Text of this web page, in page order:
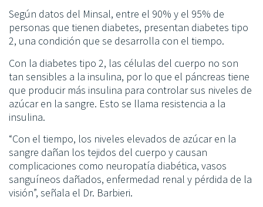
Según datos del Minsal, entre el 90% y el 95% de
personas que tienen diabetes, presentan diabetes tipo
2, una condición que se desarrolla con el tiempo.
Con la diabetes tipo 2, las células del cuerpo no son
tan sensibles a la insulina, por lo que el páncreas tiene
que producir más insulina para controlar sus niveles de
azúcar en la sangre. Esto se llama resistencia a la
insulina.
“Con el tiempo, los niveles elevados de azúcar en la
sangre dañan los tejidos del cuerpo y causan
complicaciones como neuropatía diabética, vasos
sanguíneos dañados, enfermedad renal y pérdida de la
visión”, señala el Dr. Barbieri.